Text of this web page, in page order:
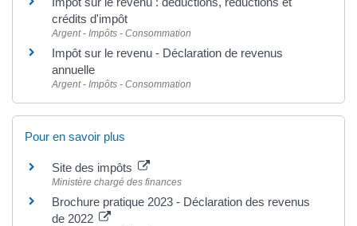
crédits d'impôt
Argent - Impôts - Consommation
Impôt sur le revenu - Déclaration de revenus
annuelle
Argent - Impôts - Consommation
Pour en savoir plus
Site des impôts
Ministère chargé des finances
Brochure pratique 2023 - Déclaration des revenus
de 2022